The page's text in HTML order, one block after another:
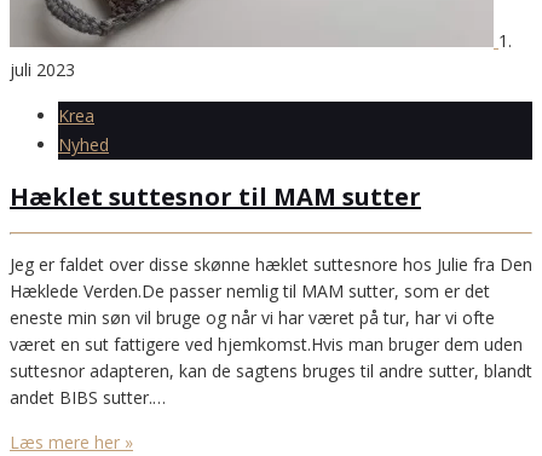
1.
juli 2023
Krea
Nyhed
Hæklet suttesnor til MAM sutter
Jeg er faldet over disse skønne hæklet suttesnore hos Julie fra Den
Hæklede Verden.De passer nemlig til MAM sutter, som er det
eneste min søn vil bruge og når vi har været på tur, har vi ofte
været en sut fattigere ved hjemkomst.Hvis man bruger dem uden
suttesnor adapteren, kan de sagtens bruges til andre sutter, blandt
andet BIBS sutter.…
Læs mere her »